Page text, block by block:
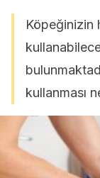
Köpeğinizin
kullanması